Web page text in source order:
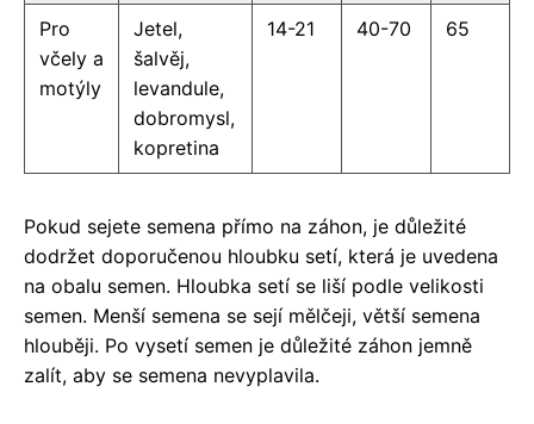
Pro
včely a
motýly
Jetel,
šalvěj,
levandule,
dobromysl,
kopretina
14-21 40-70 65
Pokud sejete semena přímo na záhon, je důležité
dodržet doporučenou hloubku setí, která je uvedena
na obalu semen. Hloubka setí se liší podle velikosti
semen. Menší semena se sejí mělčeji, větší semena
hlouběji. Po vysetí semen je důležité záhon jemně
zalít, aby se semena nevyplavila.